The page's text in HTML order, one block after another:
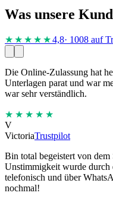
Was unsere
★★★★ ★4,8· 1008 auf
Die Online-Zulassung hat
Unterlagen parat und war
war sehr verständlich.
★★★★★
V
VictoriaTrustpilot
Bin total begeistert von
Unstimmigkeit wurde durch
telefonisch und über
nochmal!